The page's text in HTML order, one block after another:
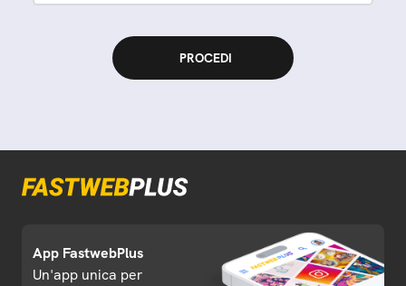
App FastwebPlus
Un'app unica per